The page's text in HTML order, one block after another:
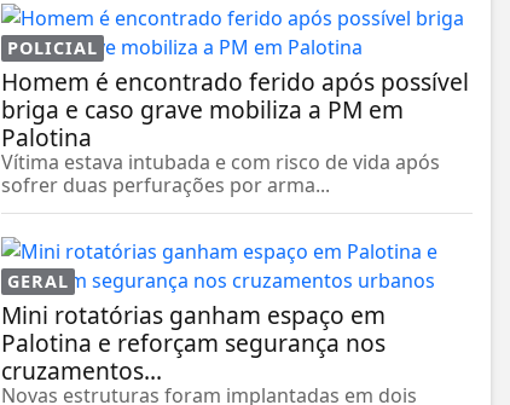
POLICIAL
Homem é encontrado ferido após possível
briga e caso grave mobiliza a PM em
Palotina
Vítima estava intubada e com risco de vida após
sofrer duas perfurações por arma...
GERAL
Mini rotatórias ganham espaço em
Palotina e reforçam segurança nos
cruzamentos...
Novas estruturas foram implantadas em dois